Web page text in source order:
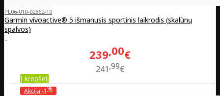
PL06-010-02862-10
Garmin vívoactive® 5 išmanusis sportinis laikrodis (skalūnų
spalvos)
..
239 00€
241 99€
Į krepšelį
Akcija -1%